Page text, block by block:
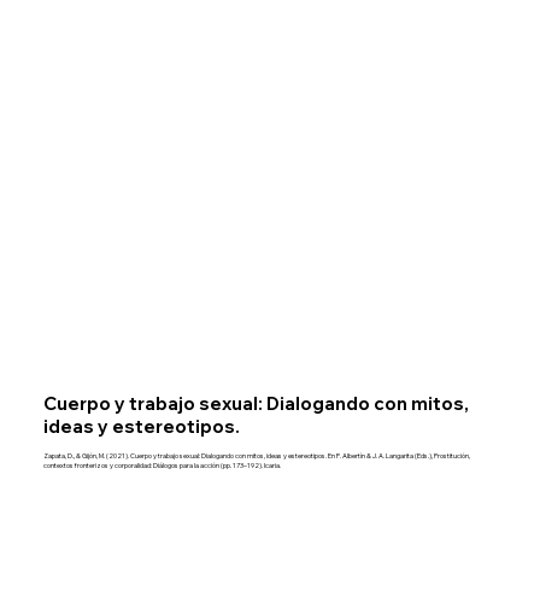
Cuerpo y trabajo sexual: Dialogando con mitos,
ideas y estereotipos.
Zapata, D., & Gijón, M. (2021). Cuerpo y trabajo sexual: Dialogando con mitos, ideas y estereotipos. En P. Albertín & J. A. Langarita (Eds.), Prostitución,
contextos fronterizos y corporalidad: Diálogos para la acción (pp. 173–192). Icaria.